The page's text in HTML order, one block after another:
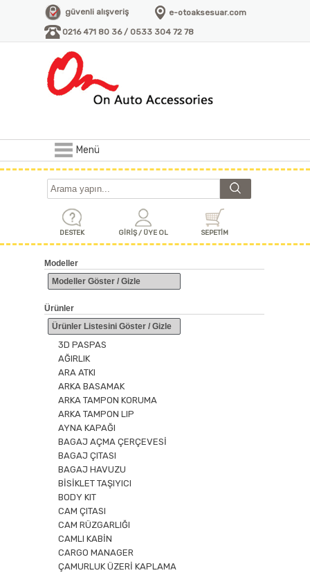
güvenli alışveriş
e-otoaksesuar.com
0216 471 80 36 / 0533 304 72 78
Menü
DESTEK GİRİŞ / ÜYE OL SEPETİM
Modeller
Modeller Göster / Gizle
Ürünler
Ürünler Listesini Göster / Gizle
3D PASPAS
AĞIRLIK
ARA ATKI
ARKA BASAMAK
ARKA TAMPON KORUMA
ARKA TAMPON LIP
AYNA KAPAĞI
BAGAJ AÇMA ÇERÇEVESİ
BAGAJ ÇITASI
BAGAJ HAVUZU
BİSİKLET TAŞIYICI
BODY KIT
CAM ÇITASI
CAM RÜZGARLIĞI
CAMLI KABİN
CARGO MANAGER
ÇAMURLUK ÜZERİ KAPLAMA